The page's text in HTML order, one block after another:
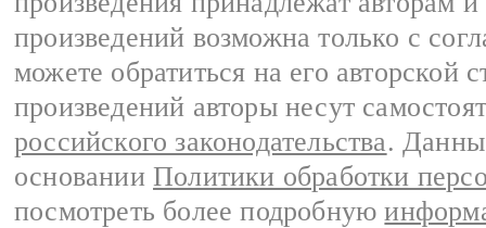
произведений возможна только с
можете обратиться на его авторской
произведений авторы несут
российского законодательства.
основании Политики обработки
посмотреть более подробную